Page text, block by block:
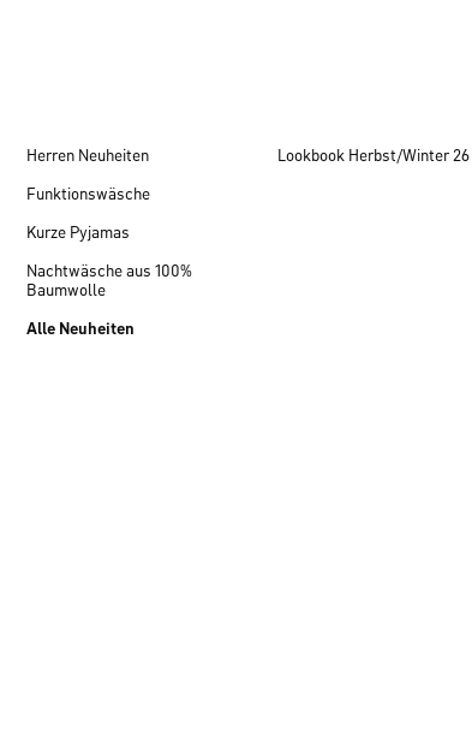
Herren Neuheiten
Funktionswäsche
Kurze Pyjamas
Nachtwäsche aus 100%
Baumwolle
Alle Neuheiten
Lookbook Herbst/Winter 26